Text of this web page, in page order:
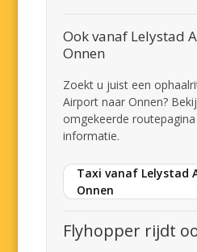
Ook vanaf Lelystad
Onnen
Zoekt u juist een
Airport naar Onnen?
omgekeerde
informatie.
Taxi vanaf Lelystad
Onnen
Flyhopper rijdt